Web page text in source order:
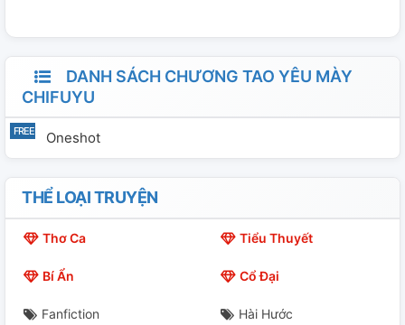
DANH SÁCH CHƯƠNG TAO YÊU MÀY
CHIFUYU
Oneshot
THỂ LOẠI TRUYỆN
Thơ Ca Tiểu Thuyết
Bí Ẩn Cổ Đại
Fanfiction Hài Hước